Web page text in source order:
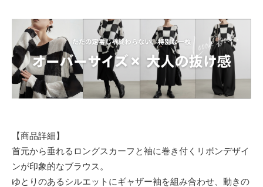
【商品詳細】
首元から垂れるロングスカーフと袖に巻き付くリボンデザイ
ンが印象的なブラウス。
ゆとりのあるシルエットにギャザー袖を組み合わせ、動きの